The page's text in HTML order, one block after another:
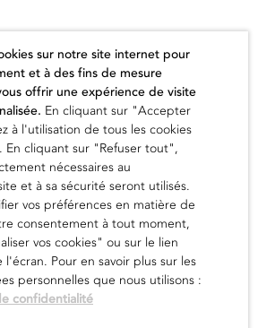
sur notre site internet pour
et à des fins de mesure
offrir une expérience de visite
En cliquant sur "Accepter
à l'utilisation de tous les cookies
En cliquant sur "Refuser tout",
nécessaires au
et à sa sécurité seront utilisés.
vos préférences en matière de
consentement à tout moment,
vos cookies" ou sur le lien
Pour en savoir plus sur les
personnelles que nous utilisons :
confidentialité